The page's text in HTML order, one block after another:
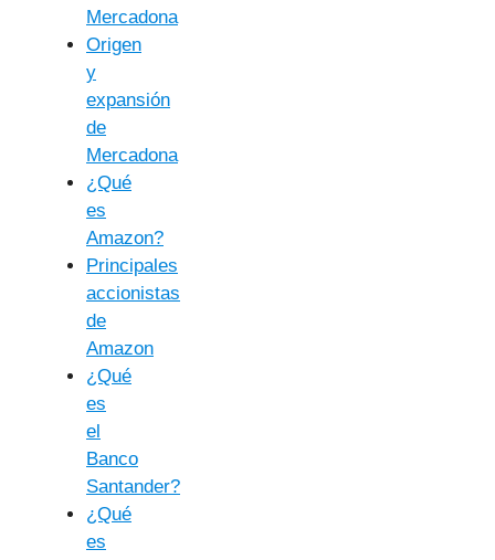
Mercadona
Origen
y
expansión
de
Mercadona
¿Qué
es
Amazon?
Principales
accionistas
de
Amazon
¿Qué
es
el
Banco
Santander?
¿Qué
es